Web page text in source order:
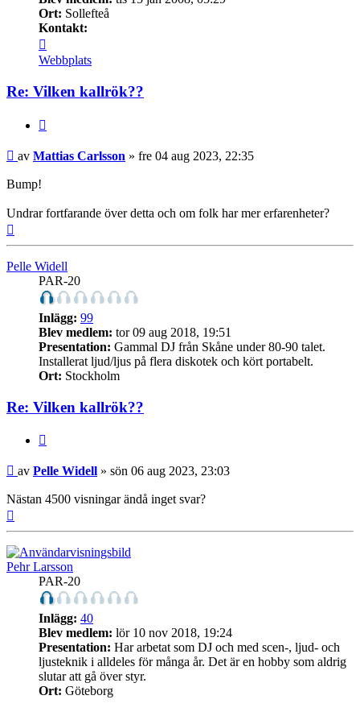
Ort: Sollefteå
Kontakt:
Mattias
Carlsson
Webbplats
Re: Vilken kallrök??
Inlägg
av Mattias Carlsson » fre 04 aug 2023, 22:35
Bump!
Undrar fortfarande över detta och om folk har mer erfarenheter?
Pelle Widell
PAR-20
Inlägg: 99
Blev medlem: tor 09 aug 2018, 19:51
Presentation: Gammal DJ från Skåne under 80-90 talet.
Installerat ljud/ljus på flera diskotek och kört portabelt.
Ort: Stockholm
Re: Vilken kallrök??
Inlägg
av Pelle Widell » sön 06 aug 2023, 23:03
Nästan 4500 visningar ändå inget svar?
Pehr Larsson
PAR-20
Inlägg: 40
Blev medlem: lör 10 nov 2018, 19:24
Presentation: Har arbetat som DJ och med scen-, ljud- och
ljusteknik i alldeles för många år. Det är en hobby som aldrig
slutar att gå över styr.
Ort: Göteborg